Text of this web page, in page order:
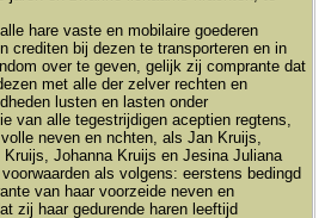
hare vaste en mobilaire goederen
crediten bij dezen te transporteren en in
over te geven, gelijk zij comprante dat
met alle der zelver rechten en
lusten en lasten onder
van alle tegestrijdigen aceptien regtens,
neven en nchten, als Jan Kruijs,
Kruijs, Johanna Kruijs en Jesina Juliana
als volgens: eerstens bedingd
van haar voorzeide neven en
zij haar gedurende haren leeftijd